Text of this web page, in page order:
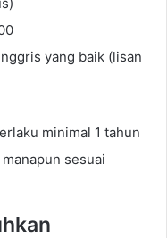
yang baik (lisan
minimal 1 tahun
sesuai